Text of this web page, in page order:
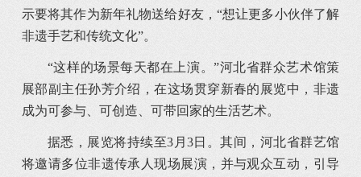
示要将其作为新年礼物送给好友，“想让更多小伙伴了解
非遗手艺和传统文化”。
“这样的场景每天都在上演。”河北省群众艺术馆策
展部副主任孙芳介绍，在这场贯穿新春的展览中，非遗
成为可参与、可创造、可带回家的生活艺术。
据悉，展览将持续至3月3日。其间，河北省群艺馆
将邀请多位非遗传承人现场展演，并与观众互动，引导